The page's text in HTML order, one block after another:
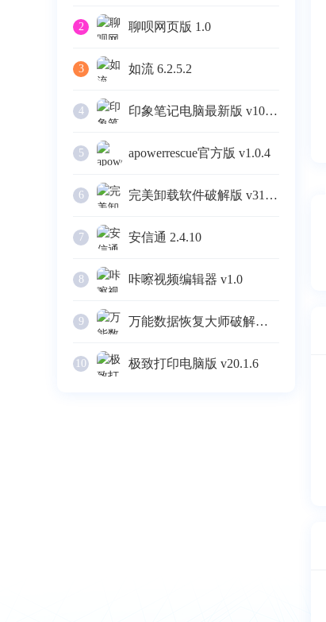
2 聊呗网页版 1.0
3 如流 6.2.5.2
4 印象笔记电脑最新版 v10.4.4
5 apowerrescue官方版 v1.0.4
6 完美卸载软件破解版 v31.16
7 安信通 2.4.10
8 咔嚓视频编辑器 v1.0
9 万能数据恢复大师破解版 v6.3
10 极致打印电脑版 v20.1.6